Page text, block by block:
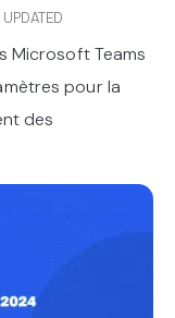
UPDATED
Microsoft Teams
pour la
des